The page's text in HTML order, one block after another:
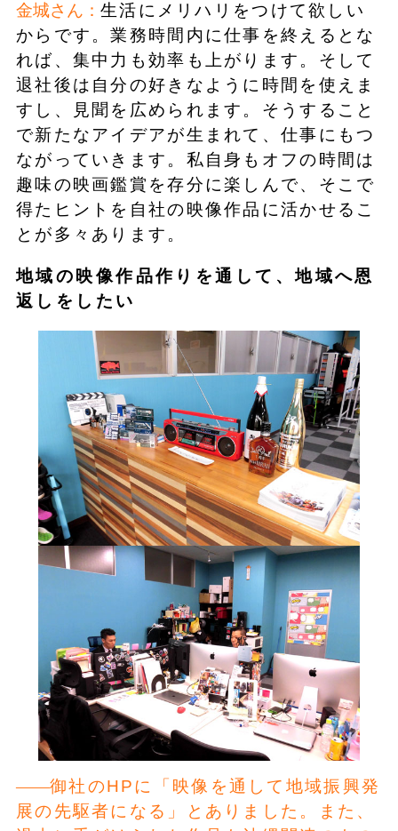
金城さん： 生活にメリハリをつけて欲しい
からです。業務時間内に仕事を終えるとな
れば、集中力も効率も上がります。そして
退社後は自分の好きなように時間を使えま
すし、見聞を広められます。そうすること
で新たなアイデアが生まれて、仕事にもつ
ながっていきます。私自身もオフの時間は
趣味の映画鑑賞を存分に楽しんで、そこで
得たヒントを自社の映像作品に活かせるこ
とが多々あります。
地域の映像作品作りを通して、地域へ恩
返しをしたい
御社のHPに「映像を通して地域振興発
展の先駆者になる」とありました。また、